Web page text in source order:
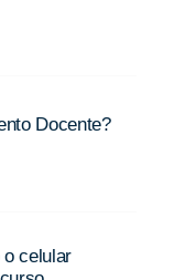
Docente?
celular